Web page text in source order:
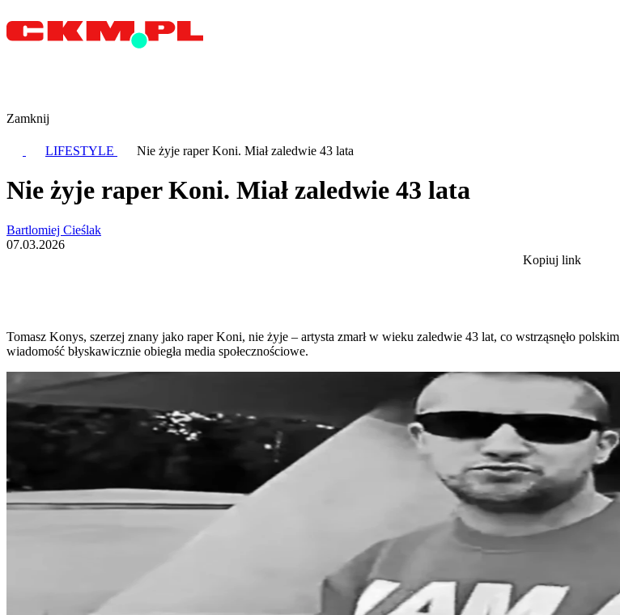
Zamknij
LIFESTYLE Nie żyje raper Koni. Miał zaledwie 43 lata
Nie żyje raper Koni. Miał zaledwie 43 lata
Bartlomiej Cieślak
07.03.2026
Kopiuj link
Tomasz Konys, szerzej znany jako raper Koni, nie żyje – artysta zmarł w wieku zaledwie 43 lat, co wstrząsnęło
wiadomość błyskawicznie obiegła media społecznościowe.